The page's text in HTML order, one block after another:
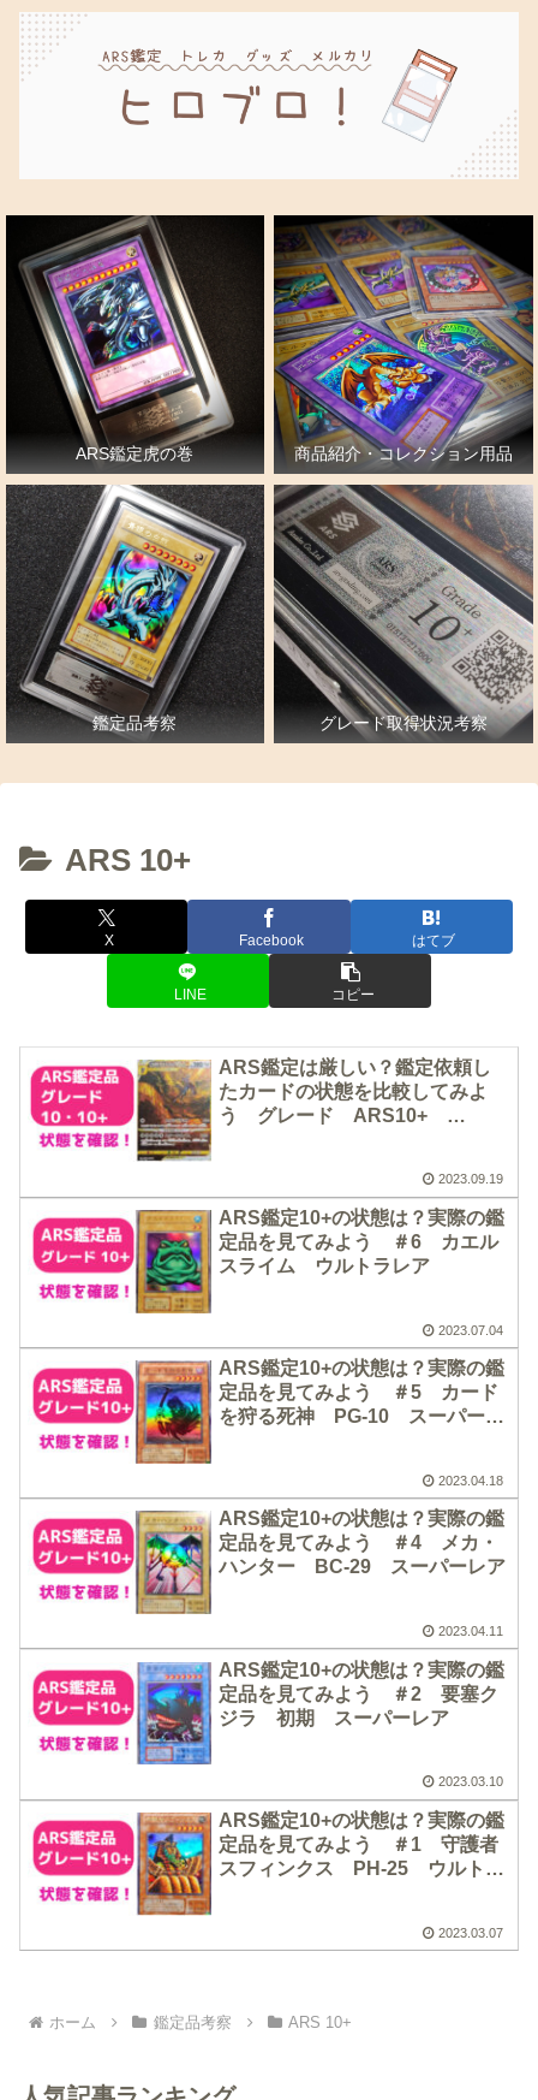
ARS鑑定虎の巻 商品紹介・コレクション用品
鑑定品考察 グレード取得状況考察
ARS 10+
X Facebook はてブ
LINE コピー
ARS鑑定は厳しい？鑑定依頼し
たカードの状態を比較してみよ
う グレード ARS10+
2023.09.19
ARS鑑定10+の状態は？実際の鑑
定品を見てみよう ＃6 カエル
スライム ウルトラレア
2023.07.04
ARS鑑定10+の状態は？実際の鑑
定品を見てみよう ＃5 カード
を狩る死神 PG-10 スーパーレ
2023.04.18
ARS鑑定10+の状態は？実際の鑑
定品を見てみよう ＃4 メカ・
ハンター BC-29 スーパーレア
2023.04.11
ARS鑑定10+の状態は？実際の鑑
定品を見てみよう ＃2 要塞ク
ジラ 初期 スーパーレア
2023.03.10
ARS鑑定10+の状態は？実際の鑑
定品を見てみよう ＃1 守護者
スフィンクス PH-25 ウルトラ
2023.03.07
ホーム 鑑定品考察 ARS 10+